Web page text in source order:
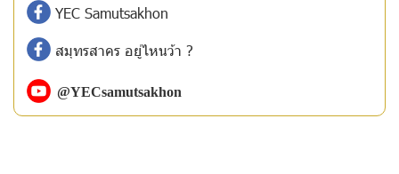
YEC Samutsakhon
สมุทรสาคร อยู่ไหนว้า ?
@YECsamutsakhon